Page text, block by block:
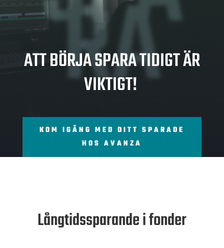
RA
ATT BÖRJA SPARA TIDIGT ÄR
VIKTIGT!
KOM IGÅNG MED DITT SPARADE
HOS AVANZA
Långtidssparande i fonder